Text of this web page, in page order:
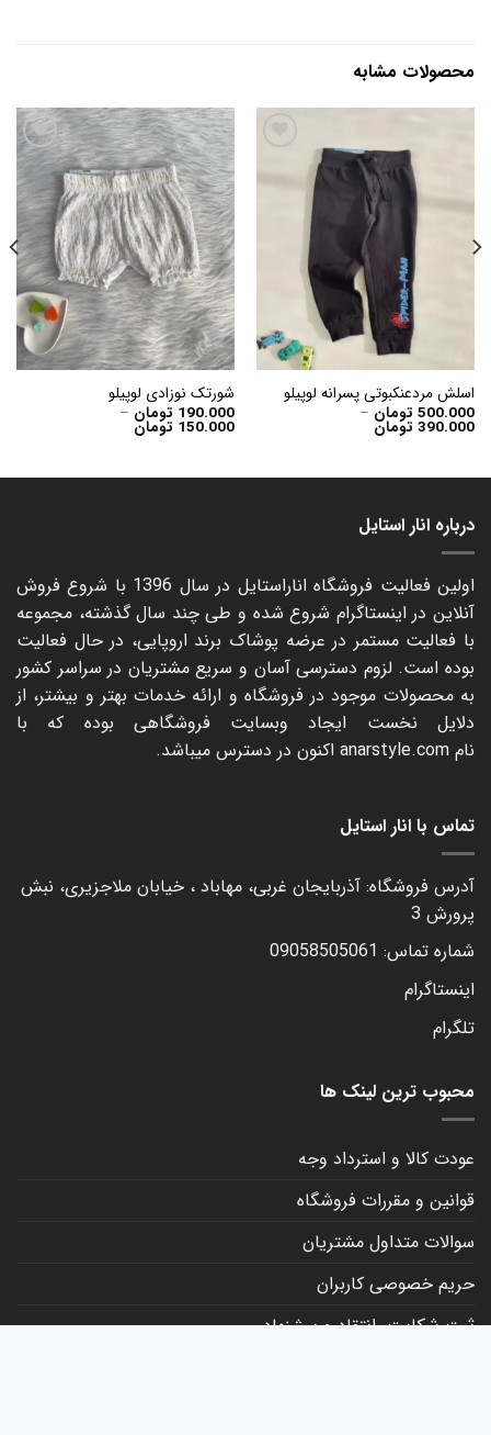
محصولات مشابه
اسلش مردعنکبوتی پسرانه لوپیلو
500.000 تومان –
390.000 تومانPrice
range:
500.000 تومان
افزودن
به
علاقه
مندی
ها
شورتک نوزادی لوپیلو
190.000 تومان –
150.000 تومانPrice
range:
190.000 تومان
درباره انار استایل
اولین فعالیت فروشگاه اناراستایل در سال 1396 با شروع فروش
آنلاین در اینستاگرام شروع شده و طی چند سال گذشته، مجموعه
با فعالیت مستمر در عرضه پوشاک برند اروپایی، در حال فعالیت
بوده است. لزوم دسترسی آسان و سریع مشتریان در سراسر کشور
به محصولات موجود در فروشگاه و ارائه خدمات بهتر و بیشتر، از
دلایل نخست ایجاد وبسایت فروشگاهی بوده که با
نام anarstyle.com اکنون در دسترس میباشد.
تماس با انار استایل
آدرس فروشگاه: آذربایجان غربی، مهاباد ، خیابان ملاجزیری، نبش
پرورش 3
شماره تماس: 09058505061
اینستاگرام
تلگرام
محبوب ترین لینک ها
عودت کالا و استرداد وجه
قوانین و مقررات فروشگاه
سوالات متداول مشتریان
حریم خصوصی کاربران
ثبت شکایت، انتقاد و پیشنهاد